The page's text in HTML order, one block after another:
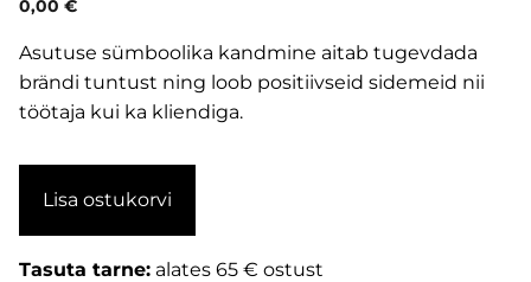
0,00 €
Asutuse sümboolika kandmine aitab tugevdada
brändi tuntust ning loob positiivseid sidemeid nii
töötaja kui ka kliendiga.
Lisa ostukorvi
Tasuta tarne: alates 65 € ostust